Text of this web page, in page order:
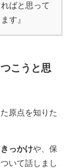
ばと思って
す』
こうと思
原点を知りた
きっかけや、保
いて話しまし